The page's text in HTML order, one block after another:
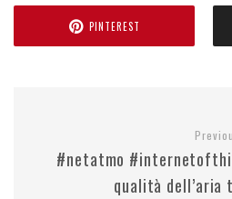
PINTEREST
#netatmo
qualità